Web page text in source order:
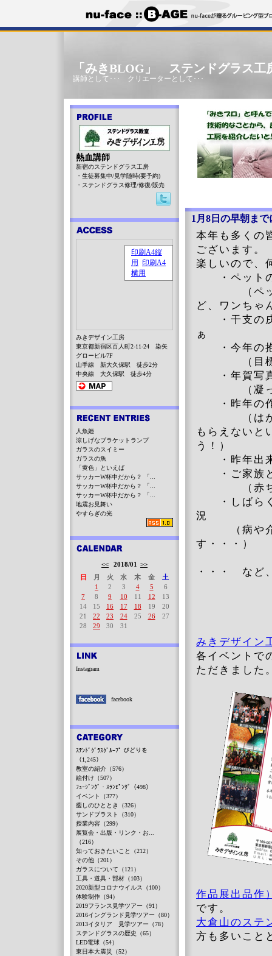
「みきBLOG」 ステンドグラス工
講師として･･･ クリエーターとして･･･
1月8日の早朝ま
本年も多くの
ございます。
楽しいので、
・ペットの
（ペットと
ど、ワンちゃ
・干支の戌
ぁ
・今年の
（目標を
・年賀写真
（凝って
・昨年の
（はがきに
もらえないと
う！）
・昨年出来
・ご家族
（赤ちゃ
・しばらく
況
（病や介護
す・・・）
・・・ など
みきデザイン
各イベントで
ただきました
作品展出品作
です。
大倉山のステ
方も多いこと
熱血講師
新宿のステンドグラス工房
・生徒募集中/見学随時(要予約)
・ステンドグラス修理/修復/販売
みきデザイン工房
東京都新宿区百人町2-11-24 染矢
グロービル7F
山手線 新大久保駅 徒歩2分
中央線 大久保駅 徒歩4分
人魚姫
涼しげなブラケットランプ
ガラスのスイミー
ガラスの魚
「黄色」といえば
サッカーW杯中だから？ 「...
サッカーW杯中だから？ 「...
サッカーW杯中だから？ 「...
地震お見舞い
やすらぎの光
<< 2018/01 >>
日
月 火 水 木 金
土
1
2 3 4 5
6
7
8 9 10 11 12
13
14
15 16 17 18 19
20
21
22 23 24 25 26
27
28
29 30 31
Instagram
facebook
ｽﾃﾝﾄﾞｸﾞﾗｽｸﾞﾙｰﾌﾟ びどりを
（1,245）
教室の紹介（576）
絵付け（507）
ﾌｭｰｼﾞﾝｸﾞ・ｽﾗﾝﾋﾟﾝｸﾞ（498）
イベント（377）
癒しのひととき（326）
サンドブラスト（310）
授業内容（299）
展覧会・出版・リンク・お...
（216）
知っておきたいこと（212）
その他（201）
ガラスについて（121）
工具・道具・部材（103）
2020新型コロナウイルス（100）
体験制作（94）
2019フランス見学ツアー（91）
2016イングランド見学ツアー（80）
2013イタリア 見学ツアー（78）
ステンドグラスの歴史（65）
LED電球（54）
東日本大震災（52）